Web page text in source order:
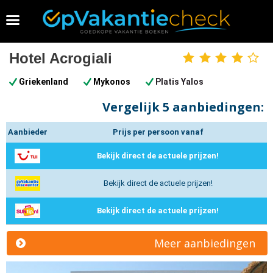
Vakantie 2026 boeken
Hotel Acrogiali
4
Griekenland Mykonos Platis Yalos
Vergelijk5 aanbiedingen:
Aanbieder Prijs per persoon vanaf
Bekijk direct de actuele prijzen!
Bekijk direct de actuele prijzen!
Bekijk direct de actuele prijzen!
Meer aanbiedingen